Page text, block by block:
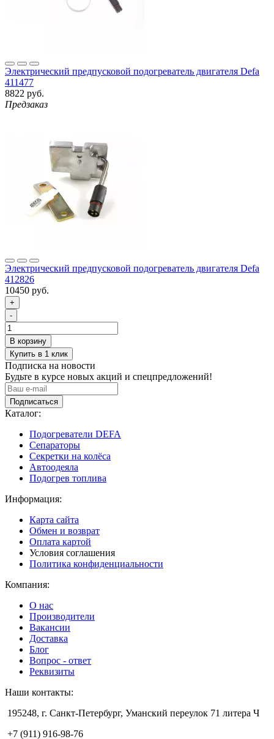
Электрический предпусковой подогреватель двигателя Defa
411477
8822 руб.
Предзаказ
Электрический предпусковой подогреватель двигателя Defa
412826
10450 руб.
+
-
Подписка на новости
Будьте в курсе новых акций и спецпредложений!
Подписаться
Каталог:
Подогреватели DEFA
Сепараторы
Секретки на колёса
Автоодеяла
Подогрев топлива
Информация:
Карта сайта
Обмен и возврат
Оплата картой
Условия соглашения
Политика конфиденциальности
Компания:
О нас
Производители
Вакансии
Доставка
Блог
Вопрос - ответ
Реквизиты
Наши контакты:
195248, г. Санкт-Петербург, Уманский переулок 71 литера Ч
+7 (911) 916-98-76